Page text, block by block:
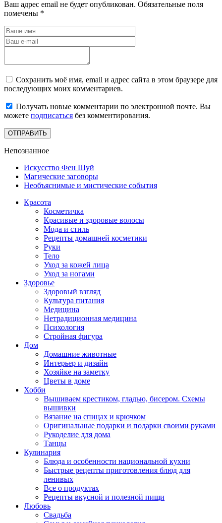
Ваш адрес email не будет опубликован. Обязательные поля
помечены *
Сохранить моё имя, email и адрес сайта в этом браузере для
последующих моих комментариев.
Получать новые комментарии по электронной почте. Вы
можете подписаться без комментирования.
Непознанное
Искусство Фен Шуй
Магические заговоры
Необъяснимые и мистические события
Красота
Косметичка
Красивые и здоровые волосы
Мода и стиль
Рецепты домашней косметики
Руки
Тело
Уход за кожей лица
Уход за ногами
Здоровье
Здоровый взгляд
Культура питания
Медицина
Нетрадиционная медицина
Психология
Стройная фигура
Дом
Домашние животные
Интерьер и дизайн
Хозяйке на заметку
Цветы в доме
Хобби
Вышиваем крестиком, гладью, бисером. Схемы
вышивки
Вязание на спицах и крючком
Оригинальные подарки и подарки своими руками
Рукоделие для дома
Танцы
Кулинария
Блюда и особенности национальной кухни
Быстрые рецепты приготовления блюд для
ленивых
Все о продуктах
Рецепты вкусной и полезной пищи
Любовь
Свадьба